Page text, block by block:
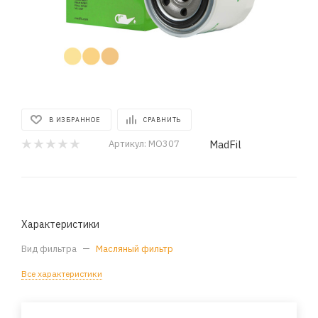
В ИЗБРАННОЕ СРАВНИТЬ
Артикул: MO307 MadFil
Характеристики
Вид фильтра — Масляный фильтр
Все характеристики